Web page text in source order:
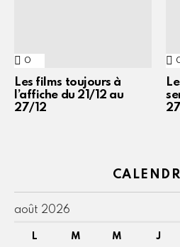
0
Les films toujours à
l’affiche du 21/12 au
27/12
août 2026
L M M J